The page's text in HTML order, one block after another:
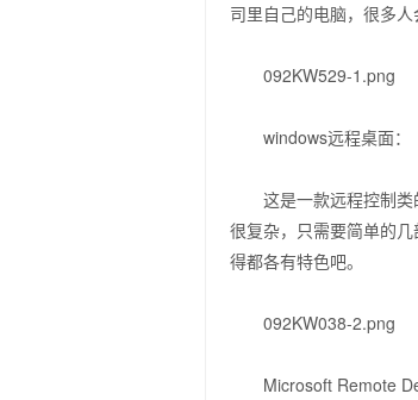
司里自己的电脑，很多人
092KW529-1.png
windows远程桌面：
这是一款远程控制类
很复杂，只需要简单的
得都各有特色吧。
092KW038-2.png
Microsoft Remote